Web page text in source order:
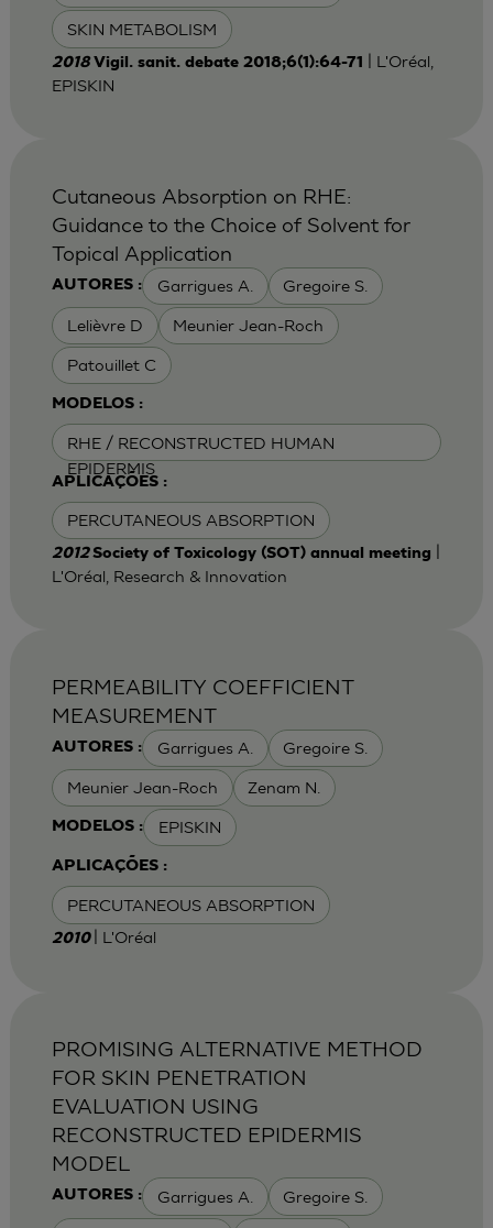
SKIN METABOLISM
2018Vigil. sanit. debate 2018;6(1):64-71
| L'Oréal,
EPISKIN
AUTORES : Garrigues A. Gregoire S.
Lelièvre D Meunier Jean-Roch
Patouillet C
MODELOS :
RHE / RECONSTRUCTED HUMAN
EPIDERMIS
APLICAÇÕES :
PERCUTANEOUS ABSORPTION
Cutaneous Absorption on RHE:
Guidance to the Choice of Solvent for
Topical Application
2012Society of Toxicology (SOT) annual meeting
L'Oréal, Research & Innovation
AUTORES : Garrigues A. Gregoire S.
Meunier Jean-Roch Zenam N.
MODELOS : EPISKIN
APLICAÇÕES :
PERCUTANEOUS ABSORPTION
PERMEABILITY COEFFICIENT
MEASUREMENT
2010 | L'Oréal
AUTORES : Garrigues A. Gregoire S.
PROMISING ALTERNATIVE METHOD
FOR SKIN PENETRATION
EVALUATION USING
RECONSTRUCTED EPIDERMIS
MODEL